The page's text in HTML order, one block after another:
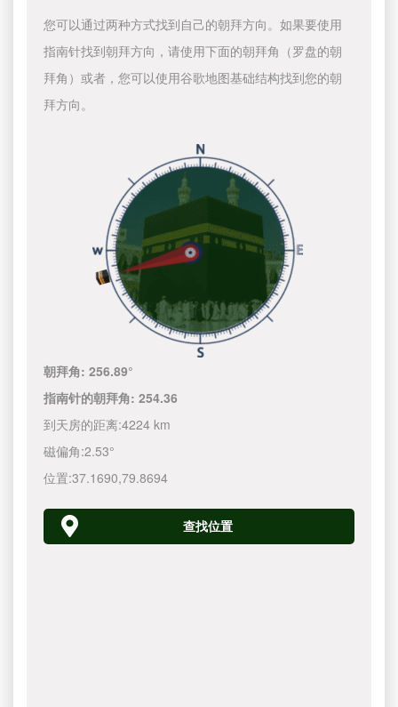
您可以通过两种方式找到自己的朝拜方向。如果要使用
指南针找到朝拜方向，请使用下面的朝拜角（罗盘的朝
拜角）或者，您可以使用谷歌地图基础结构找到您的朝
拜方向。
朝拜角:256.89°
指南针的朝拜角:254.36
到天房的距离:4224 km
磁偏角:2.53°
位置:37.1690,79.8694
查找位置